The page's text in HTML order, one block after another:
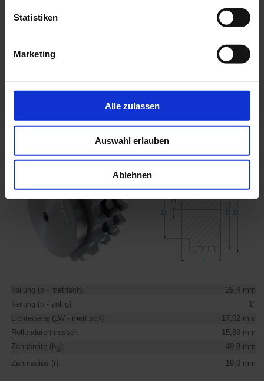
Statistiken
Marketing
Alle zulassen
Auswahl erlauben
Ablehnen
30,3 mm
19,0 mm
Kettenrad 16B-3 (Triplex) mit einseitiger Nabe fürRollenkette
16B-3 nach DIN 8187
Teilung (p - metrisch):
25,4 mm
Teilung (p - zollig):
1"
Lichteweite (LW - metrisch):
17,02 mm
Rollendurchmesser:
15,88 mm
Zahnbreite (h3):
49,8 mm
Zahnradius (r):
19,0 mm